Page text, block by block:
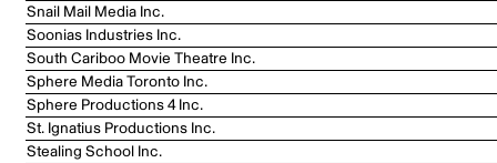
Snail Mail Media Inc.
Soonias Industries Inc.
South Cariboo Movie Theatre Inc.
Sphere Media Toronto Inc.
Sphere Productions 4 Inc.
St. Ignatius Productions Inc.
Stealing School Inc.